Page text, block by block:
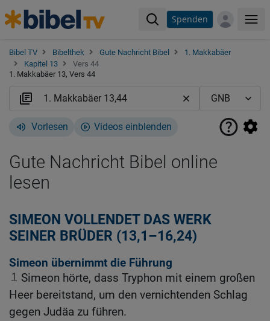
Spenden
Bibel TV Bibelthek Gute Nachricht Bibel
1. Makkabäer
Kapitel 13
Vers 44
1. Makkabäer 13, Vers 44
Vorlesen Videos einblenden
Gute Nachricht Bibel online
lesen
SIMEON VOLLENDET DAS WERK
SEINER BRÜDER (13,1–16,24)
Simeon übernimmt die Führung
1
Simeon hörte, dass Tryphon mit einem großen
Heer bereitstand, um den vernichtenden Schlag
gegen Judäa zu führen.